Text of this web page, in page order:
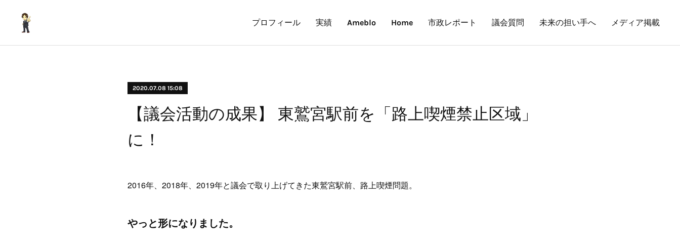
プロフィール 実績 Ameblo Home 市政レポート 議会質問 未来の担い手へ メディア掲載
2020.07.08 15:08
【議会活動の成果】 東鷲宮駅前を「路上喫煙禁止区域」
に！
2016年、2018年、2019年と議会で取り上げてきた東鷲宮駅前、路上喫煙問題。
やっと形になりました。